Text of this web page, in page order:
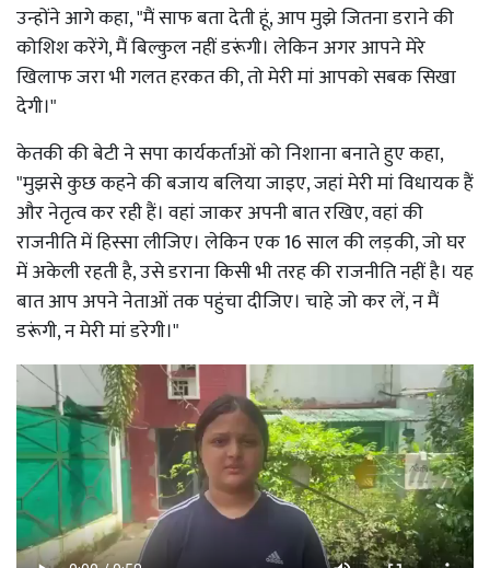
उन्होंने आगे कहा, "मैं साफ बता देती हूं, आप मुझे जितना डराने की
कोशिश करेंगे, मैं बिल्कुल नहीं डरूंगी। लेकिन अगर आपने मेरे
खिलाफ जरा भी गलत हरकत की, तो मेरी मां आपको सबक सिखा
देगी।"
केतकी की बेटी ने सपा कार्यकर्ताओं को निशाना बनाते हुए कहा,
"मुझसे कुछ कहने की बजाय बलिया जाइए, जहां मेरी मां विधायक हैं
और नेतृत्व कर रही हैं। वहां जाकर अपनी बात रखिए, वहां की
राजनीति में हिस्सा लीजिए। लेकिन एक 16 साल की लड़की, जो घर
में अकेली रहती है, उसे डराना किसी भी तरह की राजनीति नहीं है। यह
बात आप अपने नेताओं तक पहुंचा दीजिए। चाहे जो कर लें, न मैं
डरूंगी, न मेरी मां डरेगी।"